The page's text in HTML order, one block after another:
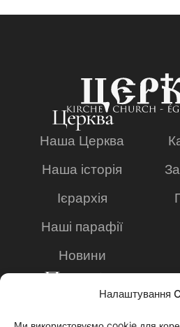
Налаштування
Церква
Наша Церква
Наша історія
Ієрархія
Наші парафії
Новини
Просвіта
Богословська
академія